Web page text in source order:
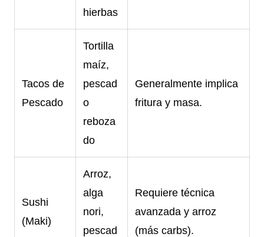
hierbas
Tacos de
Pescado
Tortilla
maíz,
pescad
o
reboza
do
Generalmente implica
fritura y masa.
Sushi
(Maki)
Arroz,
alga
nori,
pescad
Requiere técnica
avanzada y arroz
(más carbs).